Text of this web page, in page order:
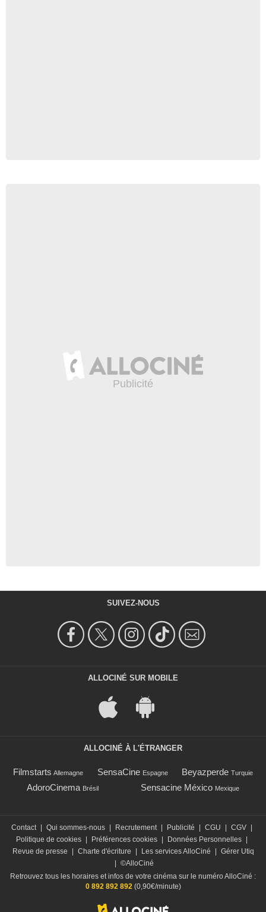
SUIVEZ-NOUS
ALLOCINÉ SUR MOBILE
ALLOCINÉ À L'ÉTRANGER
Filmstarts Allemagne SensaCine Espagne Beyazperde Turquie
AdoroCinema Brésil Sensacine México Mexique
Contact Qui sommes-nous Recrutement Publicité CGU CGV
Politique de cookies
Préférences cookies Données Personnelles
Revue de presse
Charte d'écriture Les services AlloCiné
Gérer Utiq
©AlloCiné
Retrouvez tous les horaires et infos de votre cinéma sur le numéro AlloCiné :
0 892 892 892(0,90€/minute)